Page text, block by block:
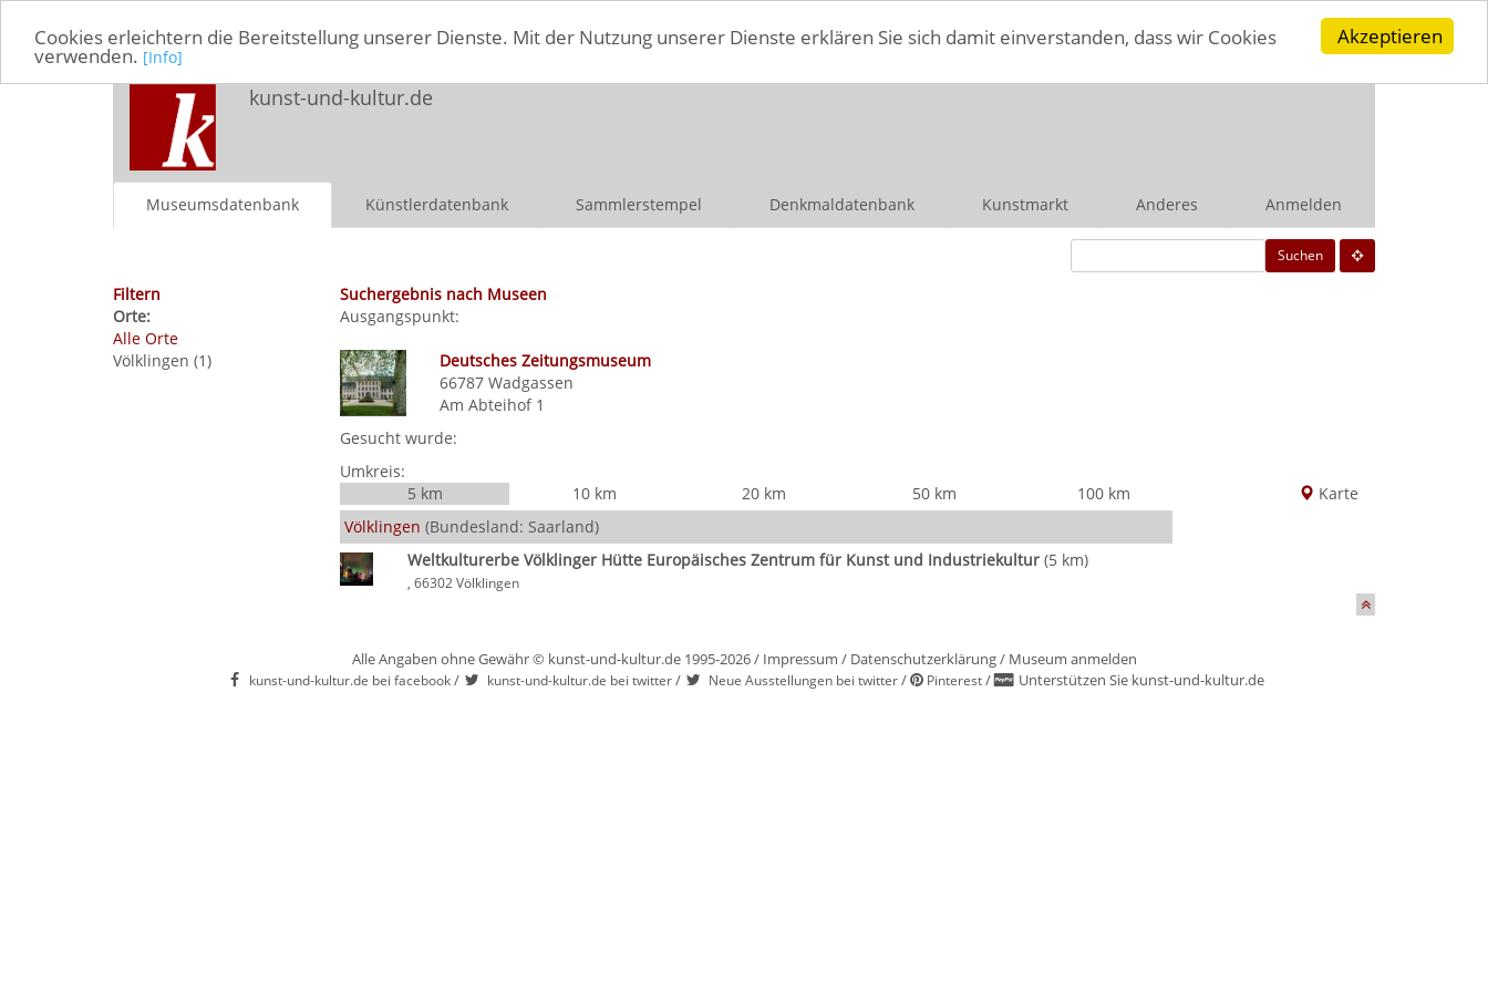
Akzeptieren
Cookies erleichtern die Bereitstellung unserer Dienste. Mit der Nutzung unserer Dienste erklären Sie sich damit einverstanden, dass wir Cookies
verwenden. [Info]
kunst-und-kultur.de
Museumsdatenbank Künstlerdatenbank Sammlerstempel Denkmaldatenbank Kunstmarkt Anderes Anmelden
Suchen
Filtern
Orte:
Alle Orte
Völklingen (1)
Suchergebnis nach Museen
Ausgangspunkt:
Deutsches Zeitungsmuseum
66787Wadgassen
Am Abteihof 1
Gesucht wurde:
Umkreis:
5 km
10 km 20 km 50 km 100 km
Karte
Völklingen (Bundesland: Saarland)
Weltkulturerbe Völklinger Hütte Europäisches Zentrum für Kunst und Industriekultur (5 km)
, 66302 Völklingen
Alle Angaben ohne Gewähr © kunst-und-kultur.de 1995-2026 / Impressum / Datenschutzerklärung/ Museum anmelden
kunst-und-kultur.de bei facebook/ kunst-und-kultur.de bei twitter/ Neue Ausstellungen bei twitter/ Pinterest/ Unterstützen Sie kunst-und-kultur.de